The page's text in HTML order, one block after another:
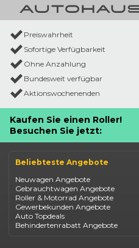
Preiswahrheit
Sofortige Verfügbarkeit
Ohne Anzahlung
Bundesweit verfügbar
Aktionswochenenden
Kaufen Sie einen Roller!
Besuchen Sie jetzt:
Beliebteste Angebote
Neuwagen Angebote
Gebrauchtwagen Angebote
Roller & Motorrad Angebote
Gewerbekunden Angebote
Auto Topdeals
Behindertenrabatt Angebote